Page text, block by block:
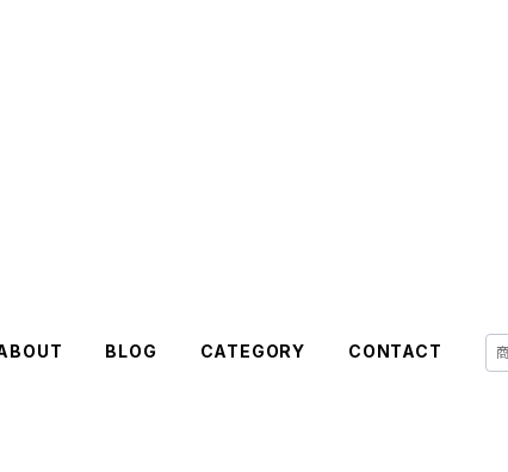
BLOG CATEGORY CONTACT